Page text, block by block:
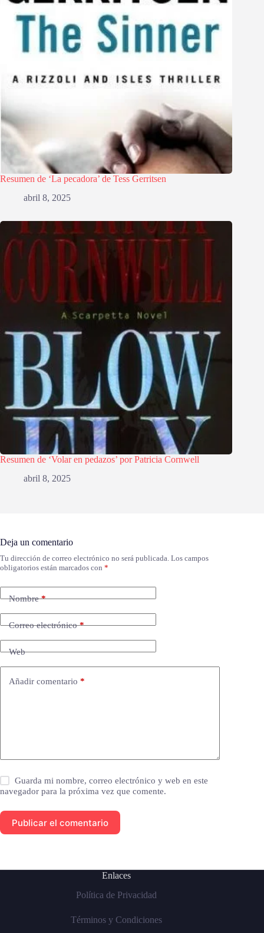
Resumen de ‘La pecadora’ de Tess Gerritsen
abril 8, 2025
Resumen de ‘Volar en pedazos’ por Patricia Cornwell
abril 8, 2025
Deja un comentario
Tu dirección de correo electrónico no será publicada. Los campos
obligatorios están marcados con *
Nombre*
Correo electrónico*
Web
Añadir comentario *
Guarda mi nombre, correo electrónico y web en este
navegador para la próxima vez que comente.
Publicar el comentario
Enlaces
Política de Privacidad
Términos y Condiciones